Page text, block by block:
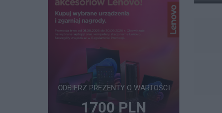
ODBIERZ PREZENTY O WARTOŚCI
1700 PLN